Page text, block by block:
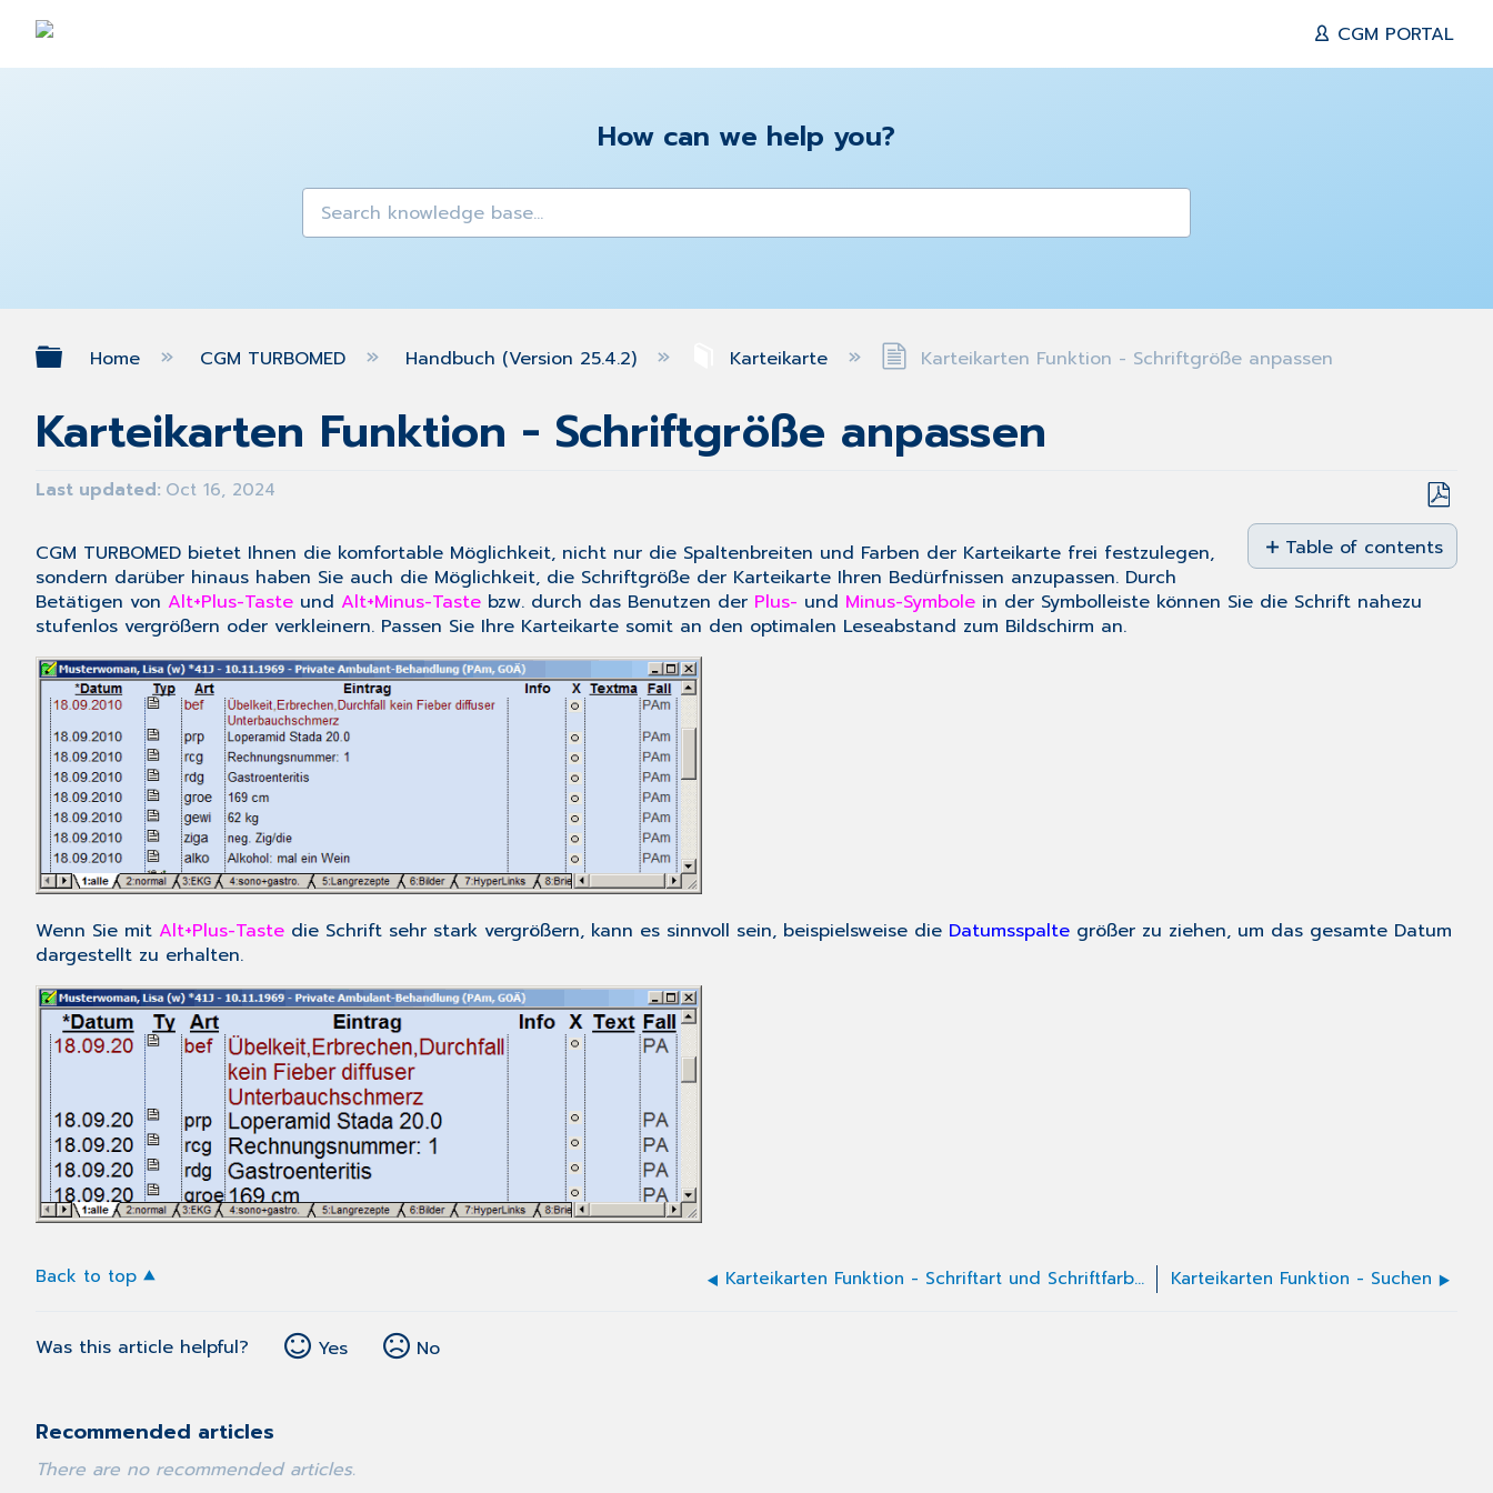
CGM PORTAL
How can we help you?
Expand/collapse global hierarchy
Home CGM TURBOMED Handbuch (Version 25.4.2) Karteikarte Karteikarten Funktion - Schriftgröße anpassen
Karteikarten Funktion - Schriftgröße anpassen
Last updated Oct 16, 2024
Save
as
PDF
Table of contents
No
headers
CGM TURBOMED bietet Ihnen die komfortable Möglichkeit, nicht nur die Spaltenbreiten und Farben der Karteikarte frei festzulegen,
sondern darüber hinaus haben Sie auch die Möglichkeit, die Schriftgröße der Karteikarte Ihren Bedürfnissen anzupassen. Durch
Betätigen von Alt+Plus-Taste und Alt+Minus-Taste bzw. durch das Benutzen der Plus- und Minus-Symbole in der Symbolleiste können Sie die Schrift nahezu
stufenlos vergrößern oder verkleinern. Passen Sie Ihre Karteikarte somit an den optimalen Leseabstand zum Bildschirm an.
Wenn Sie mit Alt+Plus-Taste die Schrift sehr stark vergrößern, kann es sinnvoll sein, beispielsweise die Datumsspalte größer zu ziehen, um das gesamte Datum
dargestellt zu erhalten.
Back to top Karteikarten Funktion - Schriftart und Schriftfarbe anpassen Karteikarten Funktion - Suchen
Was this article helpful? Yes No
Recommended articles
There are no recommended articles.